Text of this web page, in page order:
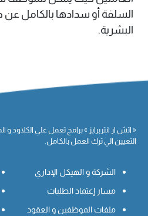
السلفة أو سدادها بالكامل
البشرية.
« اتش ار انتربرايز » برامج تعمل علي الكلاود
التعيين الي ترك العمل بالكامل.
الشركة و الهيكل الإداري
مسار إعتماد الطلبات
ملفات الموظفين و العقود